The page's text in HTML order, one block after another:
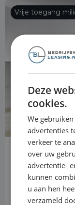
Vrije toegang
Ford
300 2.0 TDCI
Diesel
Vrije toegang
Deze
cookies.
We
advertenties
verkeer te
over uw
advertentie-
kunnen
u aan hen
verzameld